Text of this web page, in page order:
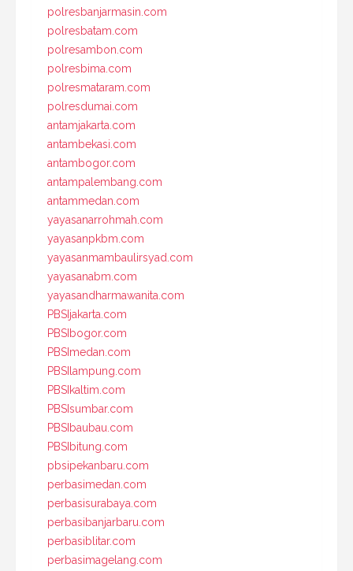
polresbanjarmasin.com
polresbatam.com
polresambon.com
polresbima.com
polresmataram.com
polresdumai.com
antamjakarta.com
antambekasi.com
antambogor.com
antampalembang.com
antammedan.com
yayasanarrohmah.com
yayasanpkbm.com
yayasanmambaulirsyad.com
yayasanabm.com
yayasandharmawanita.com
PBSIjakarta.com
PBSIbogor.com
PBSImedan.com
PBSIlampung.com
PBSIkaltim.com
PBSIsumbar.com
PBSIbaubau.com
PBSIbitung.com
pbsipekanbaru.com
perbasimedan.com
perbasisurabaya.com
perbasibanjarbaru.com
perbasiblitar.com
perbasimagelang.com